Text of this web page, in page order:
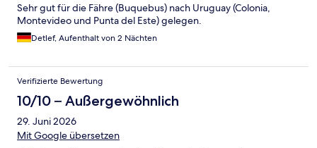
Sehr gut für die Fähre (Buquebus) nach Uruguay (Colonia,
Montevideo und Punta del Este) gelegen.
Detlef, Aufenthalt von 2 Nächten
Verifizierte Bewertung
10/10 – Außergewöhnlich
29. Juni 2026
Mit Google übersetzen